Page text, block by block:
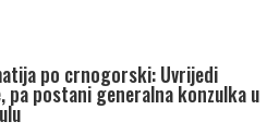
po crnogorski: Uvrijedi
pa postani generalna konzulka u